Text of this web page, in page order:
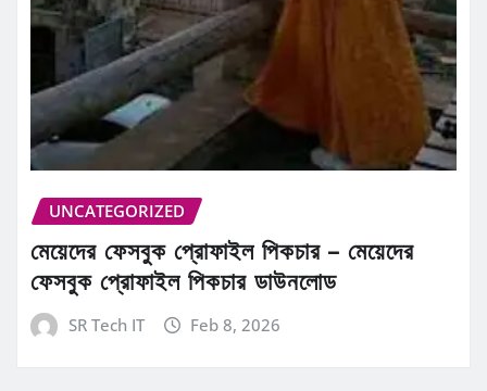
UNCATEGORIZED
মেয়েদের ফেসবুক প্রোফাইল পিকচার – মেয়েদের
ফেসবুক প্রোফাইল পিকচার ডাউনলোড
SR Tech IT Feb 8, 2026